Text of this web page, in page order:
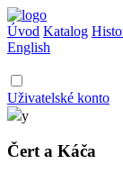
Úvod Katalog
English
Uživatelské konto
y
Čert a Káča